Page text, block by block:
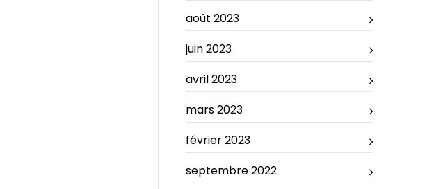
août 2023
juin 2023
avril 2023
mars 2023
février 2023
septembre 2022